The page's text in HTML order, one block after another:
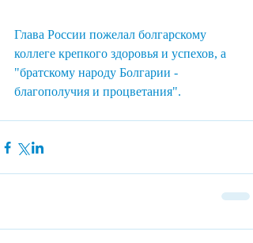
Глава России пожелал болгарскому
коллеге крепкого здоровья и успехов, а
"братскому народу Болгарии -
благополучия и процветания".